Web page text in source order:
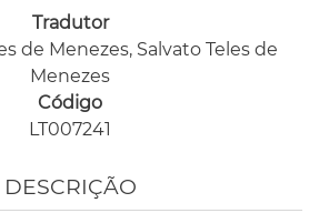
Tradutor
de Menezes, Salvato Teles de
Menezes
Código
LT007241
DESCRIÇÃO